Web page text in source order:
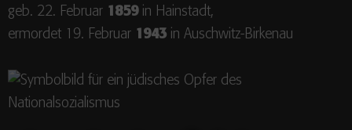
geb. 22. Februar 1859in Hainstadt,
ermordet 19. Februar 1943 in Auschwitz-Birkenau